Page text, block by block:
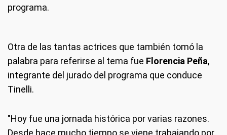
programa.
Otra de las tantas actrices que también tomó la
palabra para referirse al tema fue Florencia Peña,
integrante del jurado del programa que conduce
Tinelli.
"Hoy fue una jornada histórica por varias razones.
Desde hace mucho tiempo se viene trabajando por